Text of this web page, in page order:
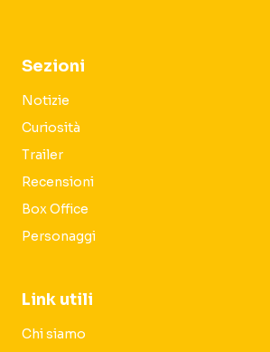
Sezioni
Notizie
Curiosità
Trailer
Recensioni
Box Office
Personaggi
Link utili
Chi siamo